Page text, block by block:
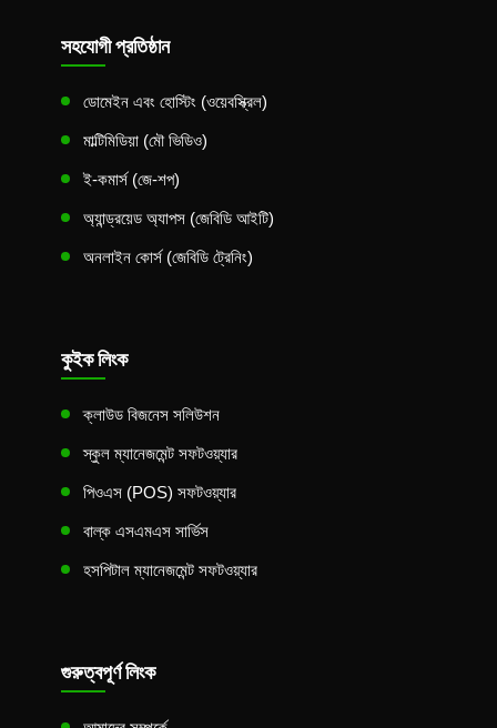
সহযোগী প্রতিষ্ঠান
ডোমেইন এবং হোস্টিং (ওয়েবস্ক্রিল)
মাল্টিমিডিয়া (মৌ ভিডিও)
ই-কমার্স (জে-শপ)
অ্যান্ড্রয়েড অ্যাপস (জেবিডি আইটি)
অনলাইন কোর্স (জেবিডি ট্রেনিং)
কুইক লিংক
ক্লাউড বিজনেস সলিউশন
স্কুল ম্যানেজমেন্ট সফটওয়্যার
পিওএস (POS) সফটওয়্যার
বাল্ক এসএমএস সার্ভিস
হসপিটাল ম্যানেজমেন্ট সফটওয়্যার
গুরুত্বপূর্ণ লিংক